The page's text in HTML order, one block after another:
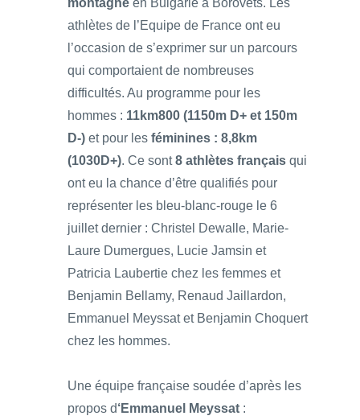
athlètes de l’Equipe de France ont eu
l’occasion de s’exprimer sur un parcours
qui comportaient de nombreuses
difficultés. Au programme pour les
hommes : 11km800 (1150m D+ et 150m
D-) et pour les féminines : 8,8km
(1030D+). Ce sont8 athlètes français qui
ont eu la chance d’être qualifiés pour
représenter les bleu-blanc-rouge le 6
juillet dernier : Christel Dewalle, Marie-
Laure Dumergues, Lucie Jamsin et
Patricia Laubertie chez les femmes et
Benjamin Bellamy, Renaud Jaillardon,
Emmanuel Meyssat et Benjamin Choquert
chez les hommes.
Une équipe française soudée d’après les
propos d‘Emmanuel Meyssat :